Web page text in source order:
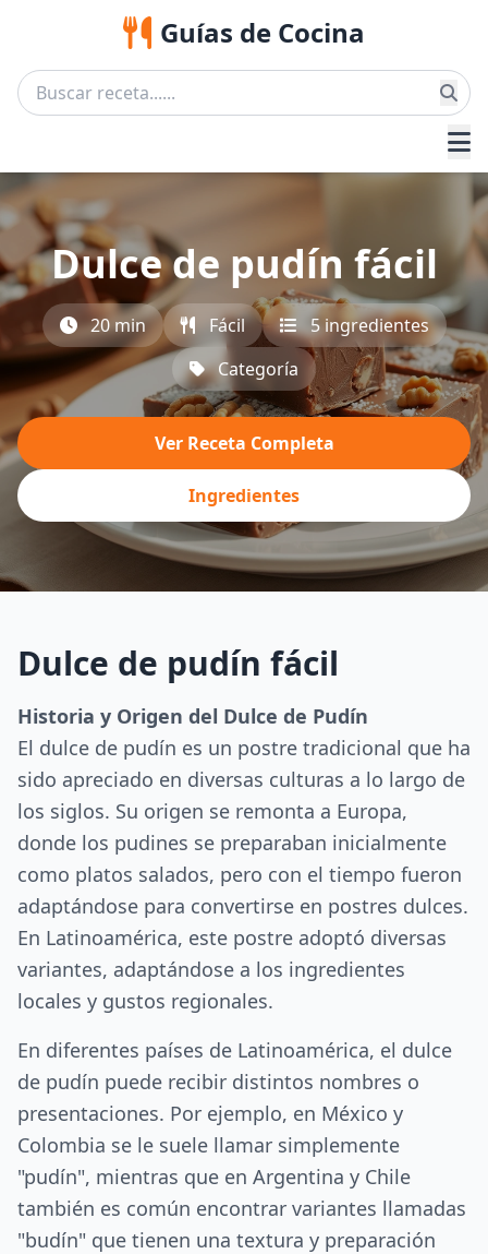
Guías de Cocina
Dulce de pudín fácil
20 min Fácil
5 ingredientes
Categoría
Ver Receta Completa
Ingredientes
Dulce de pudín fácil
Historia y Origen del Dulce de Pudín
El dulce de pudín es un postre tradicional que ha
sido apreciado en diversas culturas a lo largo de
los siglos. Su origen se remonta a Europa,
donde los pudines se preparaban inicialmente
como platos salados, pero con el tiempo fueron
adaptándose para convertirse en postres dulces.
En Latinoamérica, este postre adoptó diversas
variantes, adaptándose a los ingredientes
locales y gustos regionales.
En diferentes países de Latinoamérica, el dulce
de pudín puede recibir distintos nombres o
presentaciones. Por ejemplo, en México y
Colombia se le suele llamar simplemente
"pudín", mientras que en Argentina y Chile
también es común encontrar variantes llamadas
"budín" que tienen una textura y preparación